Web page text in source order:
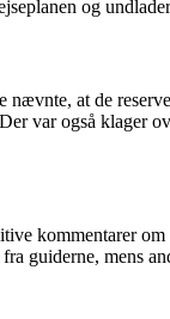
og
at de
var også klager
kommentarer
mens